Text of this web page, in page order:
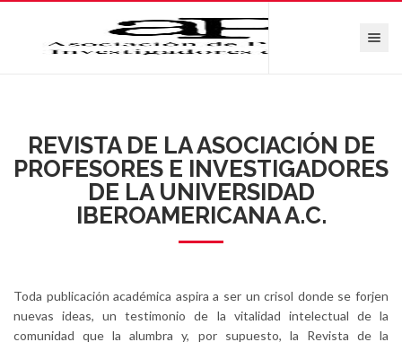
REVISTA DE LA ASOCIACIÓN DE
PROFESORES E INVESTIGADORES
DE LA UNIVERSIDAD
IBEROAMERICANA A.C.
Toda publicación académica aspira a ser un crisol donde se forjen
nuevas ideas, un testimonio de la vitalidad intelectual de la
comunidad que la alumbra y, por supuesto, la Revista de la